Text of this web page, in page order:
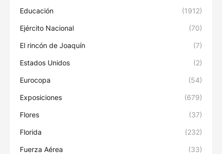
Educación (1912)
Ejército Nacional (70)
El rincón de Joaquín (7)
Estados Unidos (2)
Eurocopa (54)
Exposiciones (679)
Flores (37)
Florida (232)
Fuerza Aérea (33)